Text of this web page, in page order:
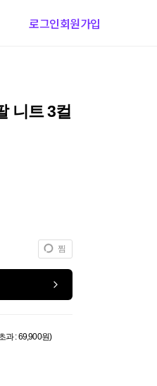
로그인회원가입
니트 3컬
찜
과 : 69,900원)